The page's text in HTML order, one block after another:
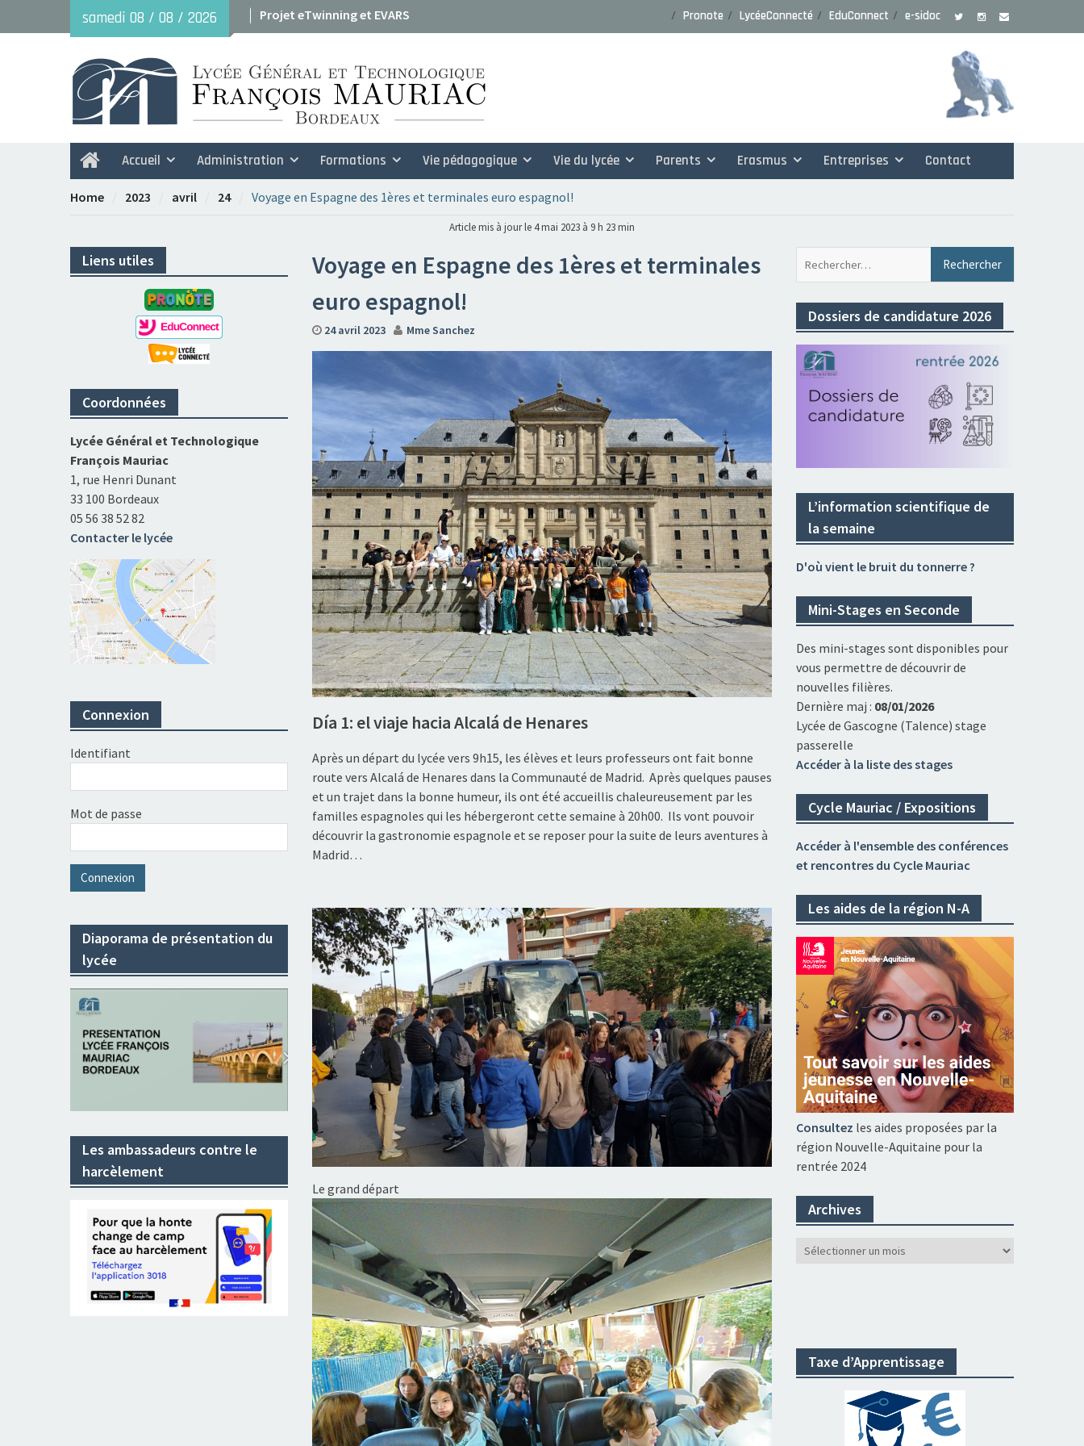
samedi 08 / 08 / 2026
Avant le 29 mai : dossiers de candidature rentrée
2026
Pronote LycéeConnecté EduConnect e-sidoc
HomeAccueil Administration Formations Vie pédagogique Vie du lycée Parents Erasmus Entreprises Contact
Home 2023 avril 24 Voyage en Espagne des 1ères et terminales euro espagnol!
Article mis à jour le 4 mai 2023 à 9 h 23 min
Voyage en Espagne des 1ères et terminales
euro espagnol!
24 avril 2023 Mme Sanchez
Día 1: el viaje hacia Alcalá de Henares
Après un départ du lycée vers 9h15, les élèves et leurs professeurs ont fait bonne
route vers Alcalá de Henares dans la Communauté de Madrid. Après quelques pauses
et un trajet dans la bonne humeur, ils ont été accueillis chaleureusement par les
familles espagnoles qui les hébergeront cette semaine à 20h00. Ils vont pouvoir
découvrir la gastronomie espagnole et se reposer pour la suite de leurs aventures à
Madrid…
Le grand départ
Dossiers de candidature 2026
L’information scientifique de
la semaine
D'où vient le bruit du tonnerre ?
Mini-Stages en Seconde
Des mini-stages sont disponibles pour
vous permettre de découvrir de
nouvelles filières.
Dernière maj : 08/01/2026
Lycée de Gascogne (Talence) stage
passerelle
Accéder à la liste des stages
Cycle Mauriac / Expositions
Accéder à l'ensemble des conférences
et rencontres du Cycle Mauriac
Les aides de la région N-A
Consultez les aides proposées par la
région Nouvelle-Aquitaine pour la
rentrée 2024
Archives
Archives
Taxe d’Apprentissage
Liens utiles
Coordonnées
Lycée Général et Technologique
François Mauriac
1, rue Henri Dunant
33 100 Bordeaux
05 56 38 52 82
Contacter le lycée
Connexion
Identifiant
Mot de passe
Diaporama de présentation du
lycée
Les ambassadeurs contre le
harcèlement